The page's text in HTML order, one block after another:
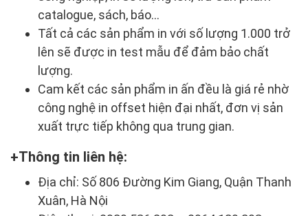
catalogue, sách, báo…
Tất cả các sản phẩm in với số lượng 1.000 trở
lên sẽ được in test mẫu để đảm bảo chất
lượng.
Cam kết các sản phẩm in ấn đều là giá rẻ nhờ
công nghệ in offset hiện đại nhất, đơn vị sản
xuất trực tiếp không qua trung gian.
Thông tin liên hệ:
Địa chỉ: Số 806 Đường Kim Giang, Quận Thanh
Xuân, Hà Nội